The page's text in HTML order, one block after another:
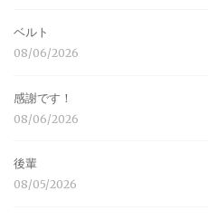
ベルト
08/06/2026
感謝です！
08/06/2026
後輩
08/05/2026